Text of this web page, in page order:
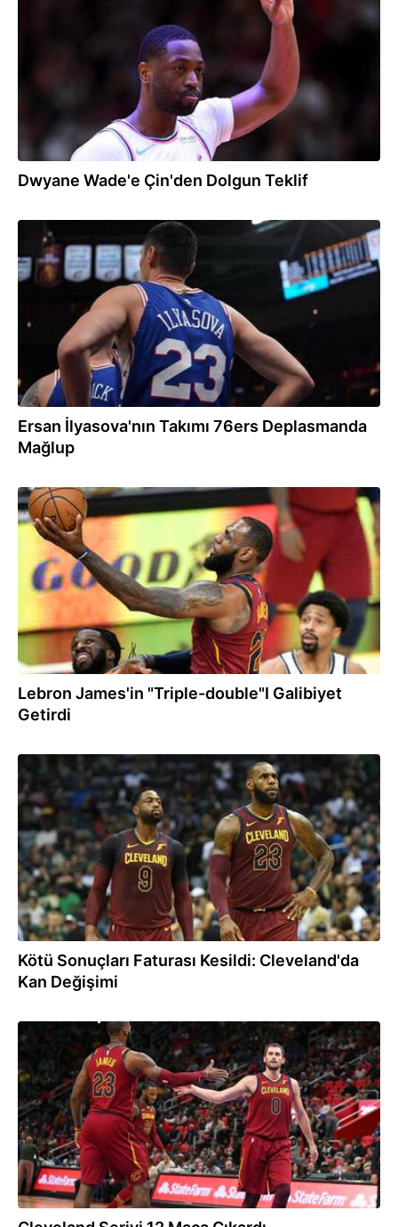
Dwyane Wade'e Çin'den Dolgun Teklif
11.03.2018
Ersan İlyasova'nın Takımı 76ers Deplasmanda
Mağlup
28.02.2018
Lebron James'in "Triple-double"I Galibiyet
Getirdi
08.02.2018
Kötü Sonuçları Faturası Kesildi: Cleveland'da
Kan Değişimi
05.12.2017